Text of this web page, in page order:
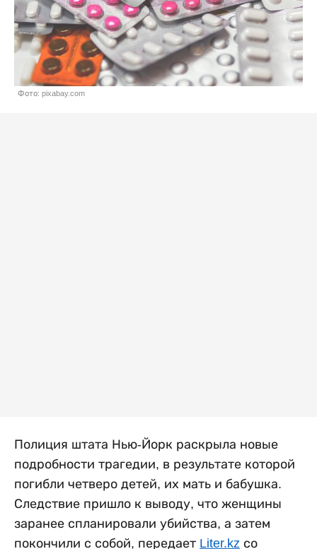
Фото: pixabay.com
Полиция штата Нью-Йорк раскрыла новые
подробности трагедии, в результате которой
погибли четверо детей, их мать и бабушка.
Следствие пришло к выводу, что женщины
заранее спланировали убийства, а затем
покончили с собой, передает Liter.kz со